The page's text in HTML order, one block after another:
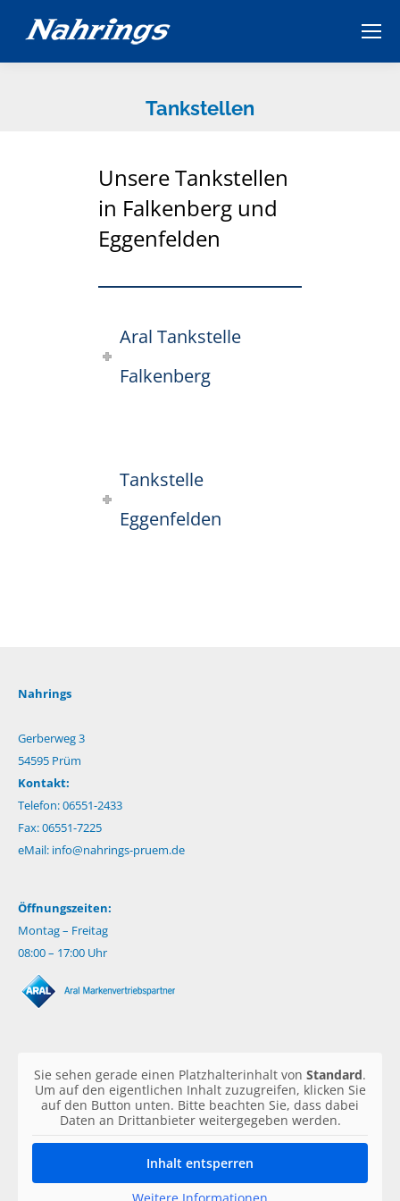
Tankstellen
Unsere Tankstellen
in Falkenberg und
Eggenfelden
Aral Tankstelle
Falkenberg
Tankstelle
Eggenfelden
Nahrings
Gerberweg 3
54595 Prüm
Kontakt:
Telefon: 06551-2433
Fax: 06551-7225
eMail: info@nahrings-pruem.de
Öffnungszeiten:
Montag – Freitag
08:00 – 17:00 Uhr
Sie sehen gerade einen Platzhalterinhalt von Standard.
Um auf den eigentlichen Inhalt zuzugreifen, klicken Sie
auf den Button unten. Bitte beachten Sie, dass dabei
Daten an Drittanbieter weitergegeben werden.
Inhalt entsperren